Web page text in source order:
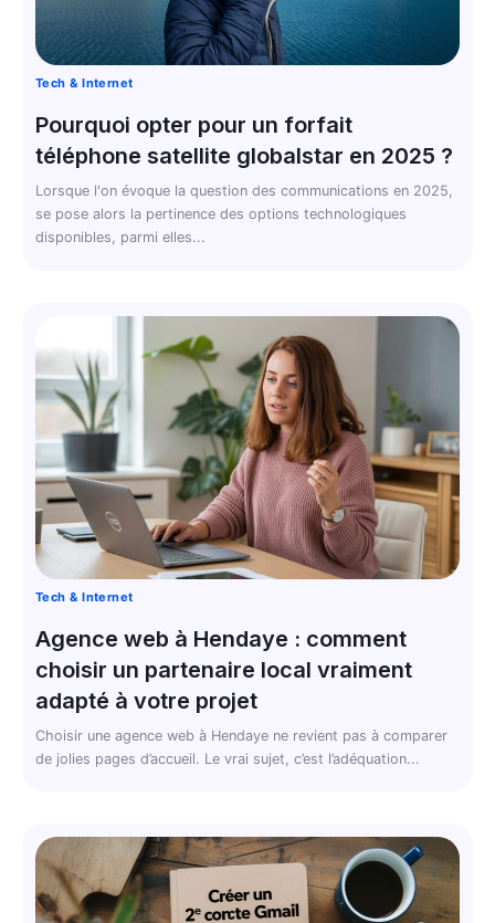
Tech & Internet
Pourquoi opter pour un forfait
téléphone satellite globalstar en 2025 ?
Lorsque l'on évoque la question des communications en 2025,
se pose alors la pertinence des options technologiques
disponibles, parmi elles...
Tech & Internet
Agence web à Hendaye : comment
choisir un partenaire local vraiment
adapté à votre projet
Choisir une agence web à Hendaye ne revient pas à comparer
de jolies pages d’accueil. Le vrai sujet, c’est l’adéquation...